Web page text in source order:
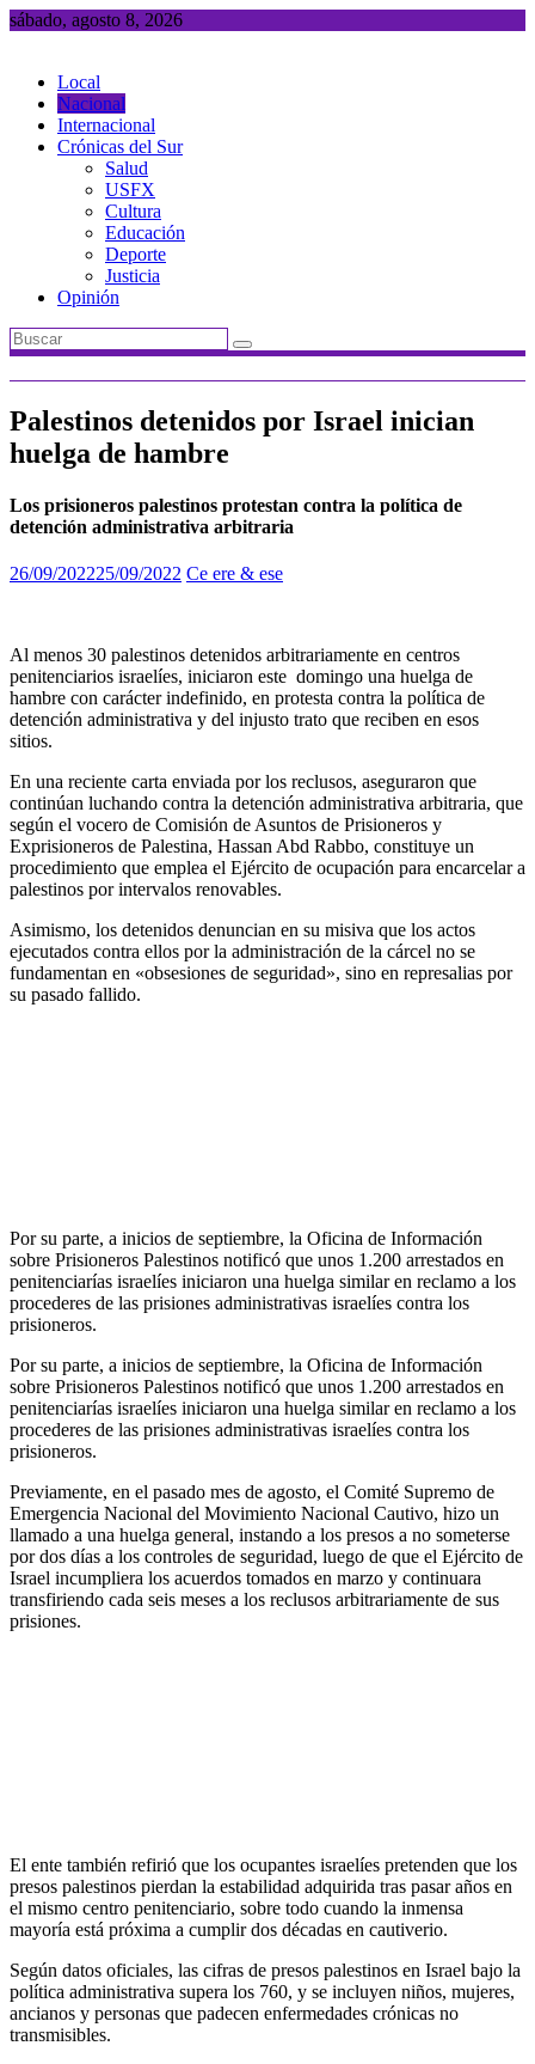
Saltar
sábado, agosto 8, 2026
Local
Nacional
Internacional
Crónicas del Sur
Salud
USFX
Cultura
Educación
Deporte
Justicia
Opinión
Palestinos detenidos por Israel inician
huelga de hambre
Los prisioneros palestinos protestan contra la política de
detención administrativa arbitraria
26/09/202225/09/2022 Ce ere & ese
Al menos 30 palestinos detenidos arbitrariamente en centros
penitenciarios israelíes, iniciaron este domingo una huelga de
hambre con carácter indefinido, en protesta contra la política de
detención administrativa y del injusto trato que reciben en esos
sitios.
En una reciente carta enviada por los reclusos, aseguraron que
continúan luchando contra la detención administrativa arbitraria, que
según el vocero de Comisión de Asuntos de Prisioneros y
Exprisioneros de Palestina, Hassan Abd Rabbo, constituye un
procedimiento que emplea el Ejército de ocupación para encarcelar a
palestinos por intervalos renovables.
Asimismo, los detenidos denuncian en su misiva que los actos
ejecutados contra ellos por la administración de la cárcel no se
fundamentan en «obsesiones de seguridad», sino en represalias por
su pasado fallido.
Por su parte, a inicios de septiembre, la Oficina de Información
sobre Prisioneros Palestinos notificó que unos 1.200 arrestados en
penitenciarías israelíes iniciaron una huelga similar en reclamo a los
procederes de las prisiones administrativas israelíes contra los
prisioneros.
Por su parte, a inicios de septiembre, la Oficina de Información
sobre Prisioneros Palestinos notificó que unos 1.200 arrestados en
penitenciarías israelíes iniciaron una huelga similar en reclamo a los
procederes de las prisiones administrativas israelíes contra los
prisioneros.
Previamente, en el pasado mes de agosto, el Comité Supremo de
Emergencia Nacional del Movimiento Nacional Cautivo, hizo un
llamado a una huelga general, instando a los presos a no someterse
por dos días a los controles de seguridad, luego de que el Ejército de
Israel incumpliera los acuerdos tomados en marzo y continuara
transfiriendo cada seis meses a los reclusos arbitrariamente de sus
prisiones.
El ente también refirió que los ocupantes israelíes pretenden que los
presos palestinos pierdan la estabilidad adquirida tras pasar años en
el mismo centro penitenciario, sobre todo cuando la inmensa
mayoría está próxima a cumplir dos décadas en cautiverio.
Según datos oficiales, las cifras de presos palestinos en Israel bajo la
política administrativa supera los 760, y se incluyen niños, mujeres,
ancianos y personas que padecen enfermedades crónicas no
transmisibles.